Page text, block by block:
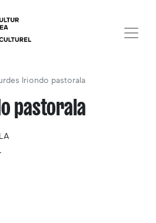
Iriondo pastorala
pastorala